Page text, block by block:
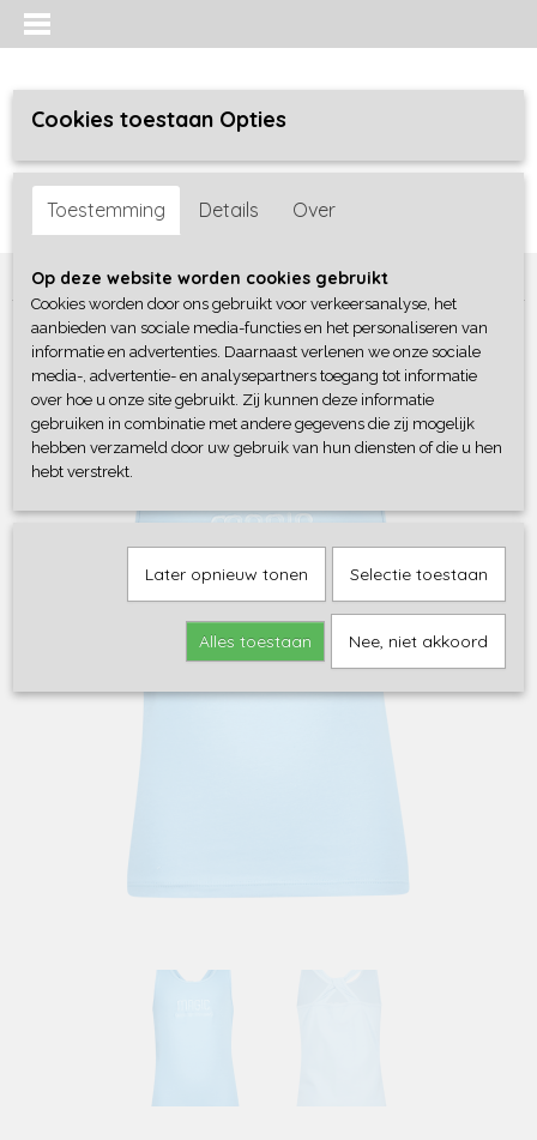
Inloggen Registreren
Home >Meisjes>Shirts / Tunieken / Blouses>4President
Cookies toestaan Opties
Toestemming Details Over
Op deze website worden cookies gebruikt
Cookies worden door ons gebruikt voor verkeersanalyse, het
aanbieden van sociale media-functies en het personaliseren van
informatie en advertenties. Daarnaast verlenen we onze sociale
media-, advertentie- en analysepartners toegang tot informatie
over hoe u onze site gebruikt. Zij kunnen deze informatie
gebruiken in combinatie met andere gegevens die zij mogelijk
hebben verzameld door uw gebruik van hun diensten of die u hen
hebt verstrekt.
Later opnieuw tonen Selectie toestaan
Alles toestaan Nee, niet akkoord